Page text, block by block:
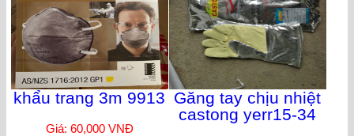
khẩu trang 3m 9913
Giá: 60,000 VNĐ
Găng tay chịu nhiệt
castong yerr15-34